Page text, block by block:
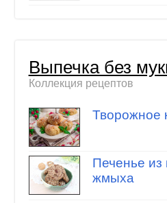
Выпечка без
Коллекция рецептов
Творожное
Печенье из
жмыха